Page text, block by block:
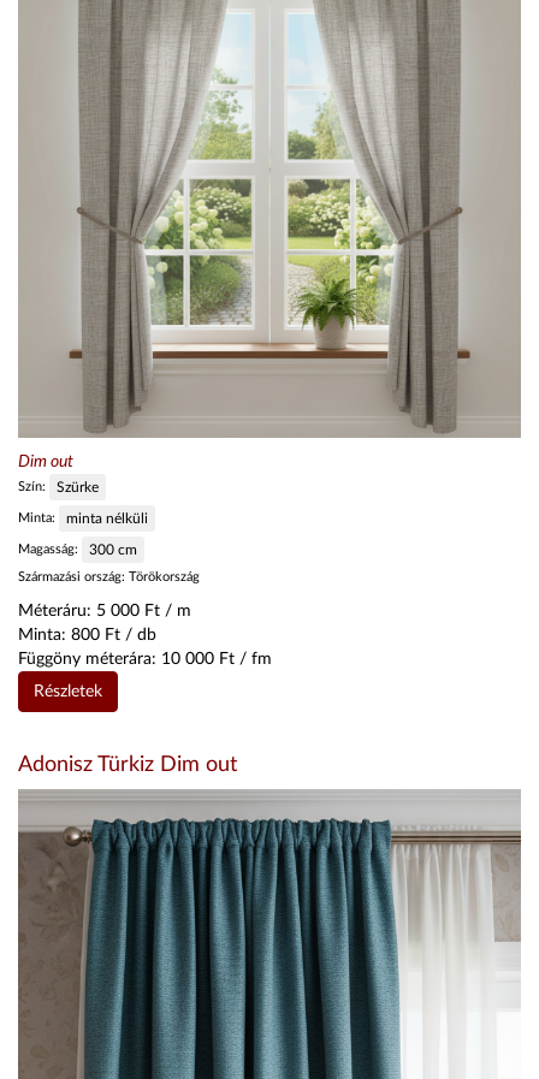
Dim out
Szín: Szürke
Minta: minta nélküli
Magasság: 300 cm
Származási ország: Törökország
Méteráru: 5 000 Ft / m
Minta: 800 Ft / db
Függöny méterára: 10 000 Ft / fm
Részletek
Adonisz Türkiz Dim out